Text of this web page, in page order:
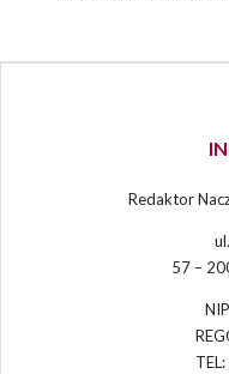
Redaktor
57 –